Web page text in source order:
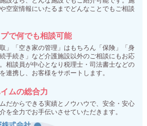
空室情報にいたるまでどんなことでもご相談
で何でも相談可能
取」「空き家の管理」はもちろん「保険」「身
手続き」など介護施設以外のご相談にもお応
相談員が中心となり税理士・司法書士などの
連携し、お客様をサポートします。
ムの総合力
だからできる実績とノウハウで、安全・安心
を全力でお手伝いさせていただきます。